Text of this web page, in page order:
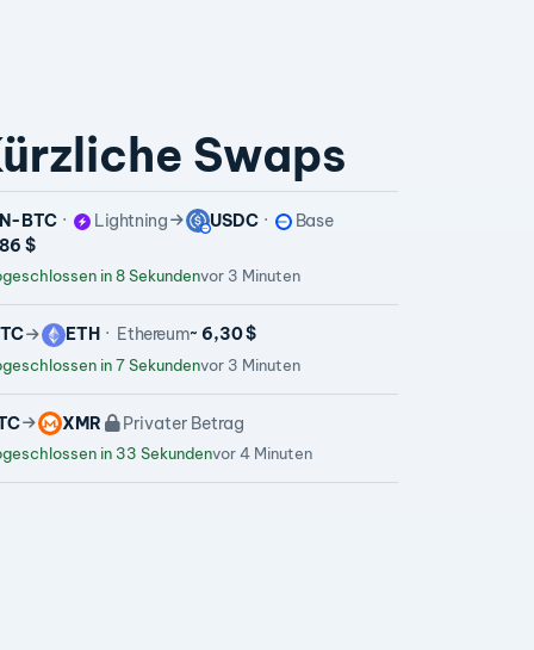
Swaps
BTC Lightning USDC
Base
$
in 8 Sekundenvor 3 Minuten
ETH Ethereum~ 6,30 $
in 7 Sekundenvor 3 Minuten
XMR Privater Betrag
in 33 Sekundenvor 4 Minuten